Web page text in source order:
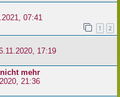
07:41
1 2
17:19
mehr
21:36